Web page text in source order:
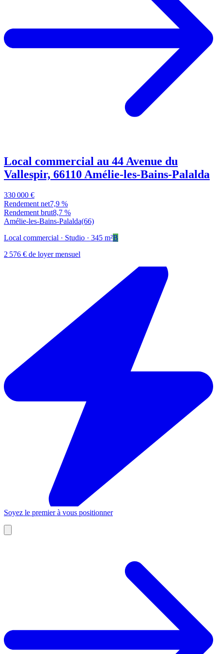
Local commercial au 44 Avenue du
Vallespir, 66110 Amélie-les-Bains-Palalda
330 000 €
Rendement net7,9 %
Rendement brut8,7 %
Amélie-les-Bains-Palalda(66)
Local commercial · Studio · 345 m²B
2 576 € de loyer mensuel
Soyez le premier à vous positionner